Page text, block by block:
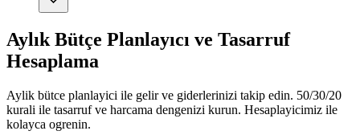
Aylık Bütçe Planlayıcı ve Tasarruf
Hesaplama
Aylik bütce planlayici ile gelir ve giderlerinizi takip edin. 50/30/20
kurali ile tasarruf ve harcama dengenizi kurun. Hesaplayicimiz ile
kolayca ogrenin.